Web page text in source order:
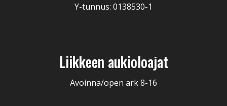
Y-tunnus: 0138530-1
Liikkeen aukioloajat
Avoinna/open ark 8-16